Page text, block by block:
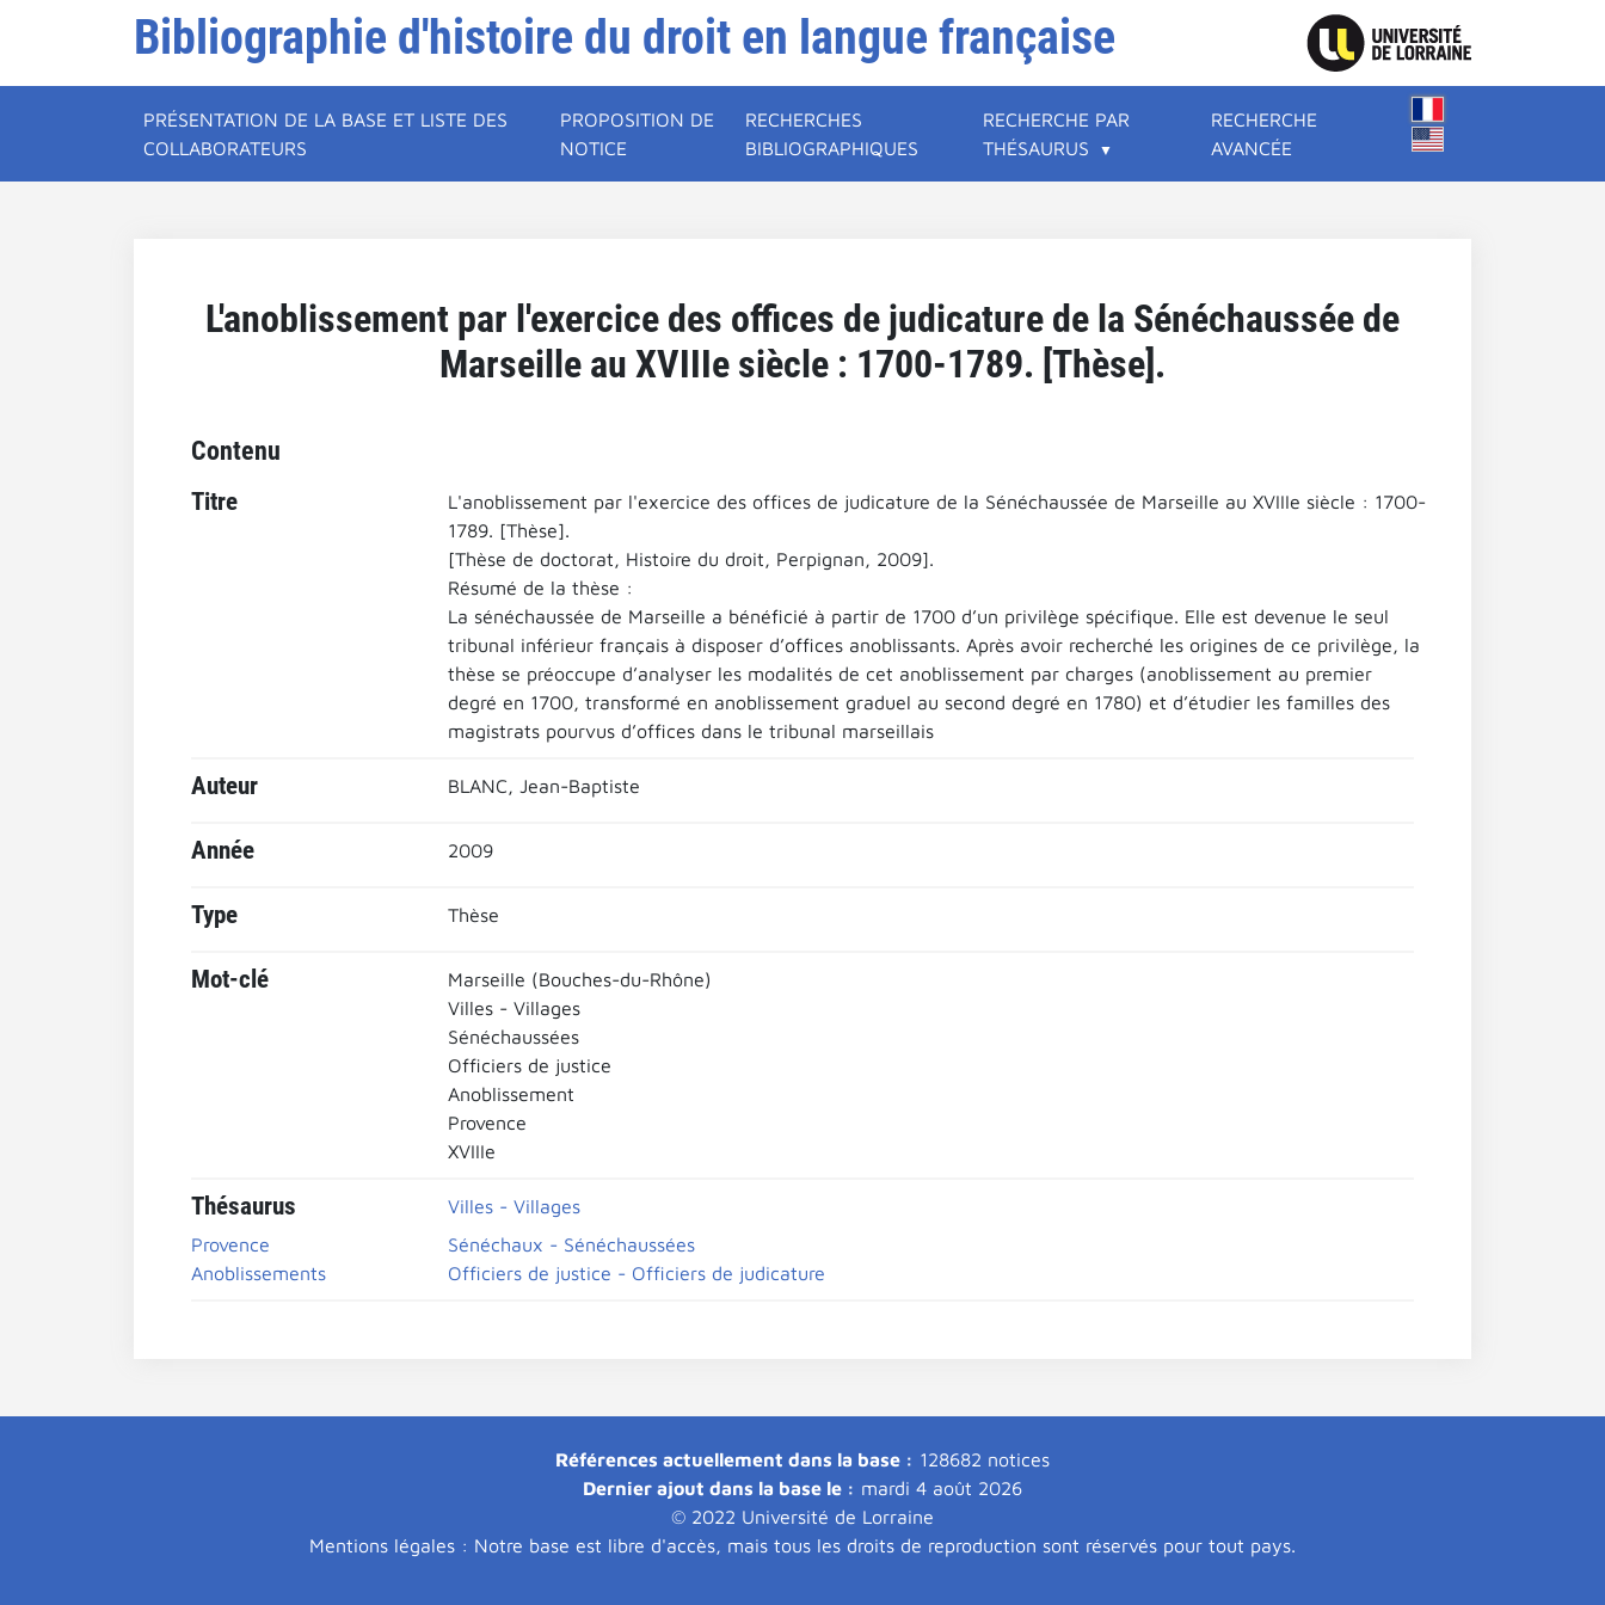
Bibliographie d'histoire du droit en langue française
PRÉSENTATION DE LA BASE ET LISTE DES
COLLABORATEURS
PROPOSITION DE
NOTICE
RECHERCHES
BIBLIOGRAPHIQUES
RECHERCHE PAR
THÉSAURUS
RECHERCHE
AVANCÉE
L'anoblissement par l'exercice des offices de judicature de la Sénéchaussée de
Marseille au XVIIIe siècle : 1700-1789. [Thèse].
Contenu
Titre
L'anoblissement par l'exercice des offices de judicature de la Sénéchaussée de Marseille au XVIIIe siècle : 1700-
1789. [Thèse].
[Thèse de doctorat, Histoire du droit, Perpignan, 2009].
Résumé de la thèse :
La sénéchaussée de Marseille a bénéficié à partir de 1700 d’un privilège spécifique. Elle est devenue le seul
tribunal inférieur français à disposer d’offices anoblissants. Après avoir recherché les origines de ce privilège, la
thèse se préoccupe d’analyser les modalités de cet anoblissement par charges (anoblissement au premier
degré en 1700, transformé en anoblissement graduel au second degré en 1780) et d’étudier les familles des
magistrats pourvus d’offices dans le tribunal marseillais
Auteur BLANC, Jean-Baptiste
Année 2009
Type Thèse
Mot-clé
Marseille (Bouches-du-Rhône)
Villes - Villages
Sénéchaussées
Officiers de justice
Anoblissement
Provence
XVIIIe
Thésaurus
Villes - Villages
Provence
Sénéchaux - Sénéchaussées
Anoblissements
Officiers de justice - Officiers de judicature
Références actuellement dans la base : 128682 notices
Dernier ajout dans la base le : mardi 4 août 2026
© 2022 Université de Lorraine
Mentions légales : Notre base est libre d'accès, mais tous les droits de reproduction sont réservés pour tout pays.